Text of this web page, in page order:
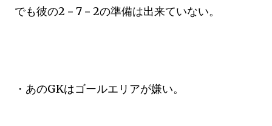
でも彼の2－7－2の準備は出来ていない。
・あのGKはゴールエリアが嫌い。